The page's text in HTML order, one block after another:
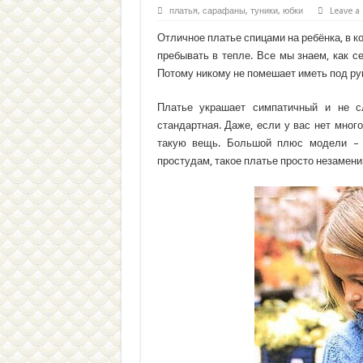
платья, сарафаны, туники, юбки Leave
Отличное платье спицами на ребёнка, в
пребывать в тепле. Все мы знаем, как
Потому никому не помешает иметь под
Платье украшает симпатичный и не
стандартная. Даже, если у вас нет
такую вещь. Большой плюс модели –
простудам, такое платье просто